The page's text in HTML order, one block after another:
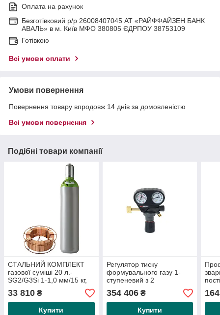
Оплата на рахунок
Безготівковий р/р 26008407045 АТ «РАЙФФАЙЗЕН БАНК
АВАЛЬ» в м. Київ МФО 380805 ЄДРПОУ 38753109
Готівкою
Всі умови оплати
Умови повернення
Повернення товару впродовж 14 днів за домовленістю
Всі умови повернення
Подібні товари компанії
СТАЛЬНИЙ КОМПЛЕКТ
газової суміші 20 л.-
SG2/G3Si 1-1,0 мм/15 кг,
що складається з: 1 шт.
Зварювальний стрижень
1,0 мм/15
33 810 ₴
Купити
Регулятор тиску
формувального газу 1-
ступеневий з 2
манометрами, Ø 63 мм,
тиск у балоні до 200 барів,
354 406₴
Купити